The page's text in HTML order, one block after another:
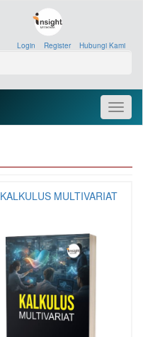
Login Register» Hubungi Kami
KALKULUS MULTIVARIAT